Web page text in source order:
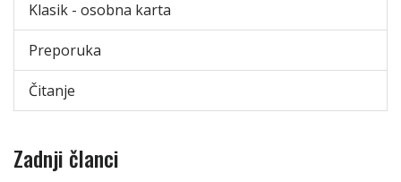
Klasik - osobna karta
Preporuka
Čitanje
Zadnji članci